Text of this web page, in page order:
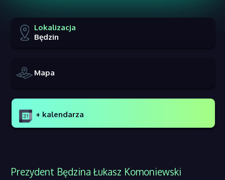
Lokalizacja
Będzin
Mapa
+ kalendarza
Prezydent Będzina Łukasz Komoniewski